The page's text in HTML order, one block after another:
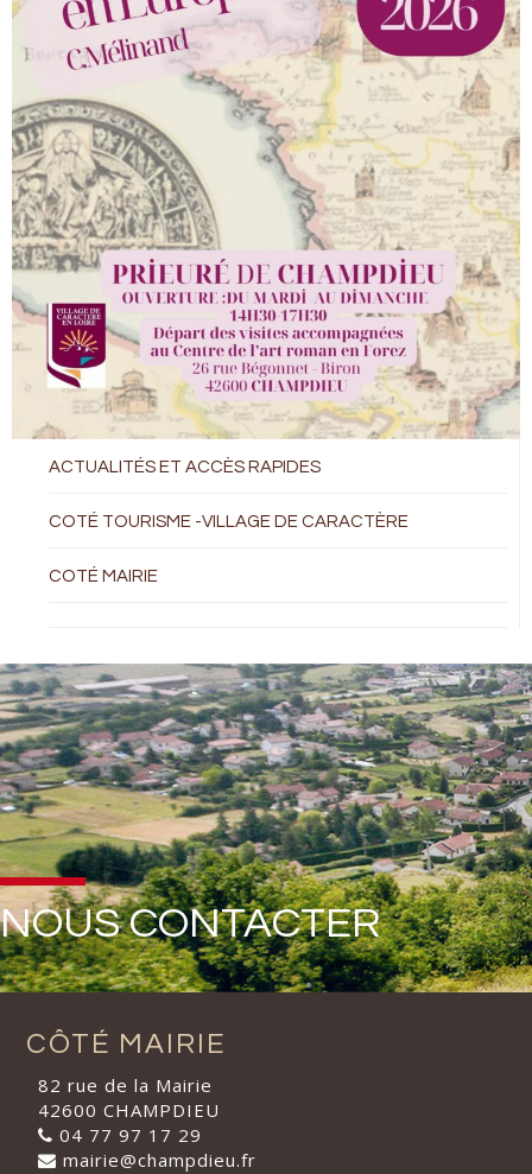
ACTUALITÉS ET ACCÈS RAPIDES
COTÉ TOURISME -VILLAGE DE CARACTÈRE
COTÉ MAIRIE
NOUS CONTACTER
CÔTÉ MAIRIE
82 rue de la Mairie
42600 CHAMPDIEU
04 77 97 17 29
mairie@champdieu.fr